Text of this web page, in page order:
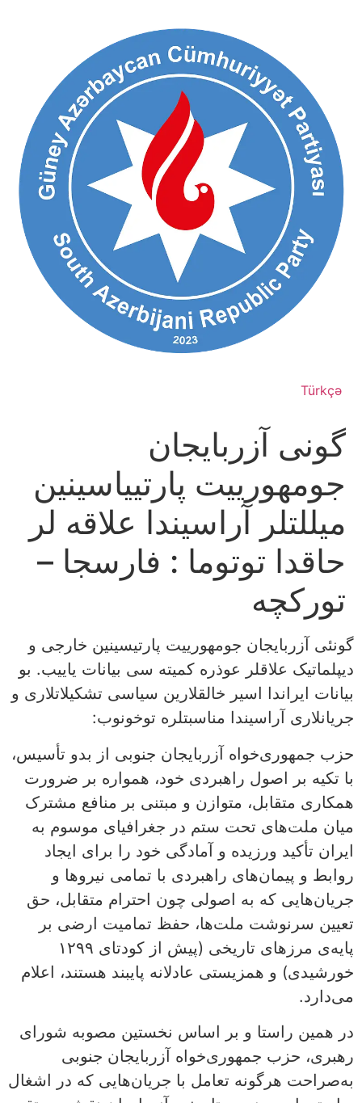
Türkçə
گونی آزربایجان
جومهورییت پارتییاسینین
میللتلر آراسیندا علاقه لر
حاقدا توتوما : فارسجا –
تورکچه
گونئی آزربایجان جومهورییت پارتیسینین خارجی و
دیپلماتیک علاقلر عوذره کمیته سی بیانات یاییب. بو
بیانات ایراندا اسیر خالقلارین سياسی تشکیلاتلاری و
جریانلاری آراسیندا مناسبتلره توخونوب:
حزب جمهوری‌خواه آزربایجان جنوبی از بدو تأسیس،
با تکیه بر اصول راهبردی خود، همواره بر ضرورت
همکاری متقابل، متوازن و مبتنی بر منافع مشترک
میان ملت‌های تحت ستم در جغرافیای موسوم به
ایران تأکید ورزیده و آمادگی خود را برای ایجاد
روابط و پیمان‌های راهبردی با تمامی نیروها و
جریان‌هایی که به اصولی چون احترام متقابل، حق
تعیین سرنوشت ملت‌ها، حفظ تمامیت ارضی بر
پایه‌ی مرزهای تاریخی (پیش از کودتای ۱۲۹۹
خورشیدی) و همزیستی عادلانه پایبند هستند، اعلام
می‌دارد.
در همین راستا و بر اساس نخستین مصوبه شورای
رهبری، حزب جمهوری‌خواه آزربایجان جنوبی
به‌صراحت هرگونه تعامل با جریان‌هایی که در اشغال